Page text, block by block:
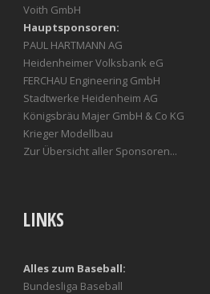
Voith GmbH
Hauptsponsoren:
PAUL HARTMANN AG
Heidenheimer Volksbank eG
FERCHAU Engineering GmbH
Stadtwerke Heidenheim AG
Königsbräu Majer GmbH & Co KG
Krieger Modellbau
Zur Übersicht aller Sponsoren...
LINKS
Alles zum Baseball:
Bundesliga Baseball